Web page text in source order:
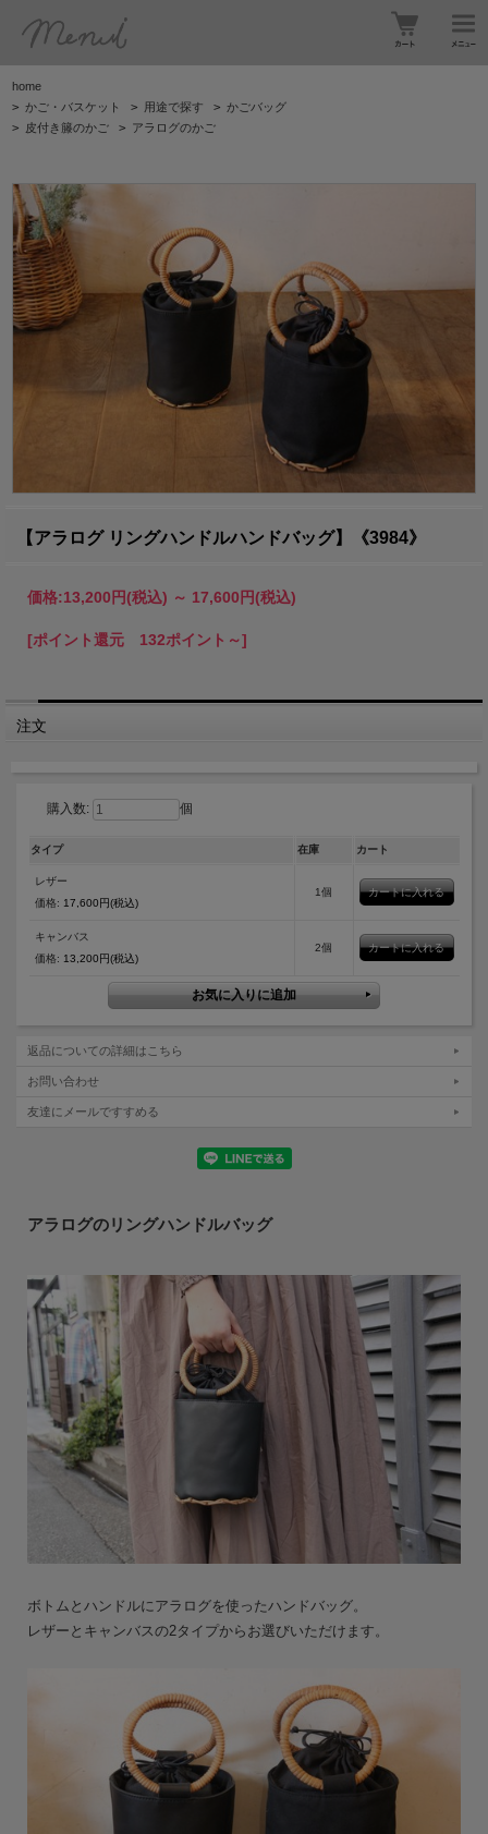
home
> かご・バスケット > 用途で探す > かごバッグ
> 皮付き籐のかご > アラログのかご
【アラログ リングハンドルハンドバッグ】《3984》
価格:13,200円(税込) ～ 17,600円(税込)
[ポイント還元 132ポイント～]
注文
購入数: 個
タイプ 在庫 カート
レザー
価格: 17,600円(税込)
1個
キャンバス
価格: 13,200円(税込)
2個
返品についての詳細はこちら
お問い合わせ
友達にメールですすめる
アラログのリングハンドルバッグ
ボトムとハンドルにアラログを使ったハンドバッグ。
レザーとキャンバスの2タイプからお選びいただけます。